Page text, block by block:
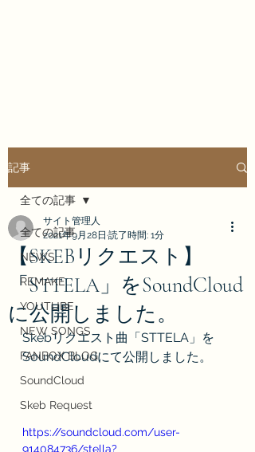
記事
全ての記事
NEWS
REMAKE
YOUTUBE
NEW SONGS
FANBOX BLOG
SoundCloud
Skeb Request
全ての記事
【SKEBリクエスト】
「STTELA」をSoundCloud
に公開しました。
サイト管理人
2021年9月28日 読了時間: 1分
Skebリクエスト曲「STTELA」を
SoundCloudにて公開しました。
https://soundcloud.com/user-
914084736/stella?